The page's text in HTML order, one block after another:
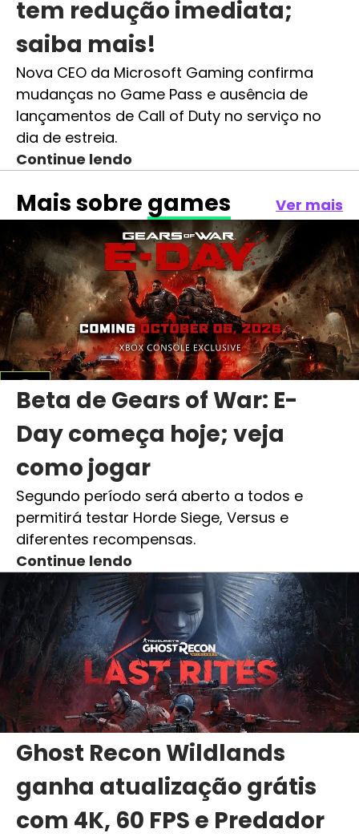
tem redução imediata;
saiba mais!
Nova CEO da Microsoft Gaming confirma
mudanças no Game Pass e ausência de
lançamentos de Call of Duty no serviço no
dia de estreia.
Continue lendo
Mais sobre games Ver mais
Beta de Gears of War: E-
Day começa hoje; veja
como jogar
Segundo período será aberto a todos e
permitirá testar Horde Siege, Versus e
diferentes recompensas.
Continue lendo
Ghost Recon Wildlands
ganha atualização grátis
com 4K, 60 FPS e Predador